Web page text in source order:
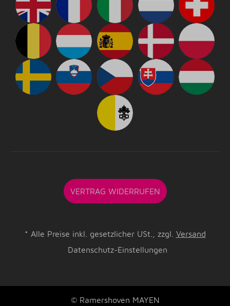
VERTRAG WIDERRUFEN
* Alle Preise inkl. gesetzlicher USt., zzgl. Versand
Datenschutz-Einstellungen
© Ramershoven MAYEN